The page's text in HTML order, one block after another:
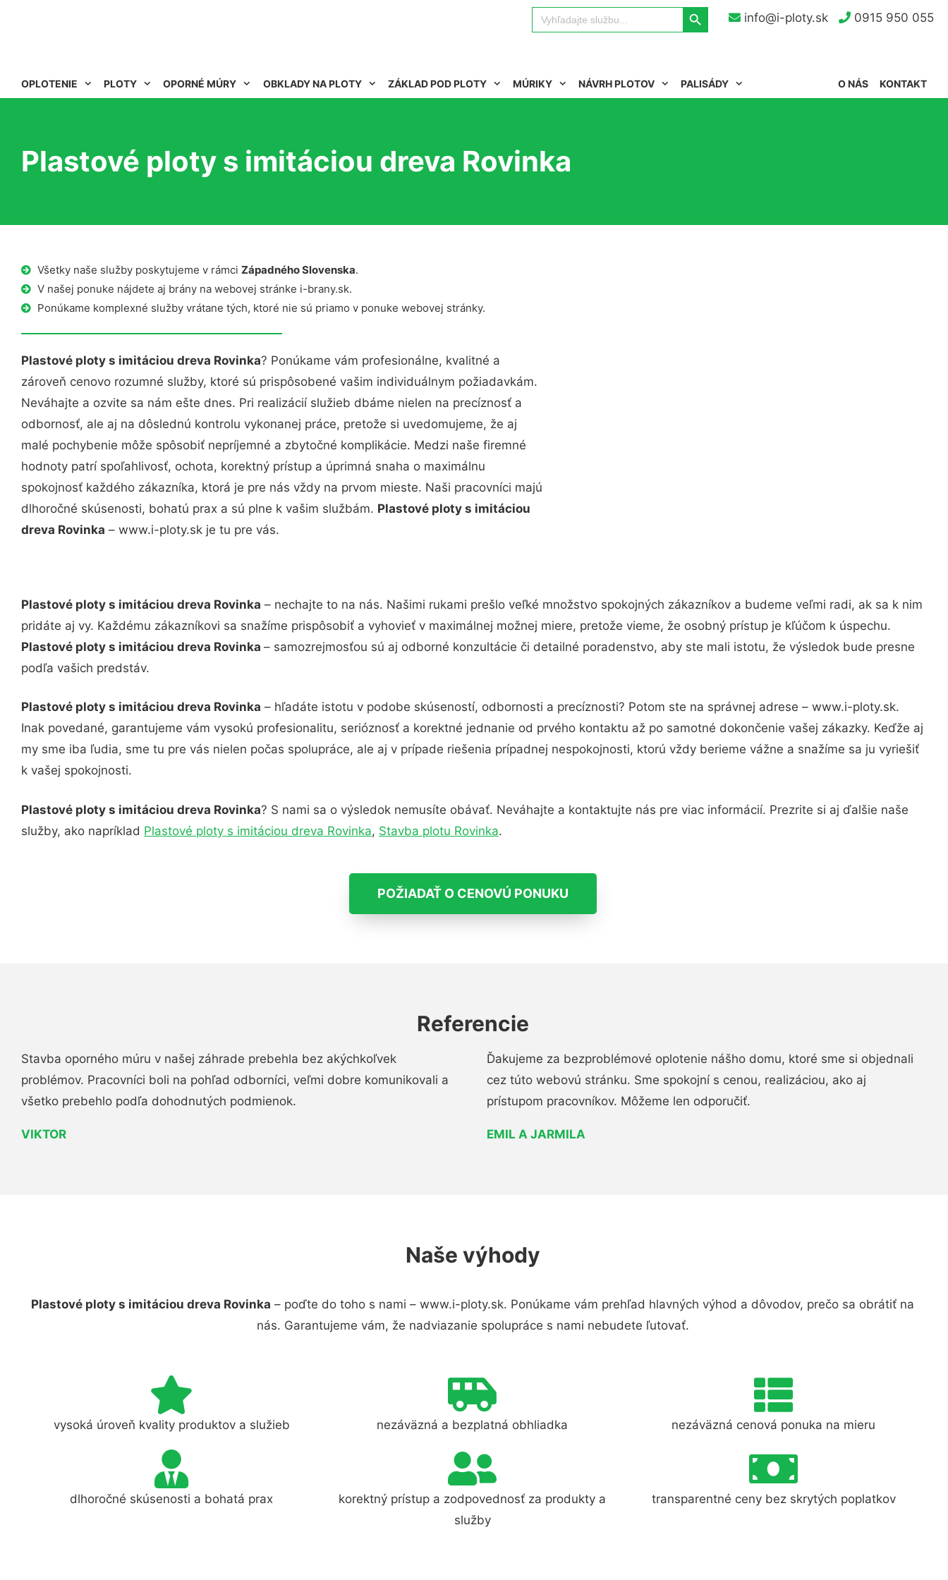
info@i-ploty.sk 0915 950 055
Search
for:
Search Button
OPLOTENIE PLOTY OPORNÉ MÚRY OBKLADY NA PLOTY ZÁKLAD POD PLOTY MÚRIKY NÁVRH PLOTOV PALISÁDY KONTAKT
O NÁS
Plastové ploty s imitáciou dreva Rovinka
Všetky naše služby poskytujeme v rámci Západného Slovenska.
V našej ponuke nájdete aj brány na webovej stránke i-brany.sk.
Ponúkame komplexné služby vrátane tých, ktoré nie sú priamo v ponuke webovej stránky.
Plastové ploty s imitáciou dreva Rovinka? Ponúkame vám profesionálne, kvalitné a
zároveň cenovo rozumné služby, ktoré sú prispôsobené vašim individuálnym požiadavkám.
Neváhajte a ozvite sa nám ešte dnes. Pri realizácií služieb dbáme nielen na precíznosť a
odbornosť, ale aj na dôslednú kontrolu vykonanej práce, pretože si uvedomujeme, že aj
malé pochybenie môže spôsobiť nepríjemné a zbytočné komplikácie. Medzi naše firemné
hodnoty patrí spoľahlivosť, ochota, korektný prístup a úprimná snaha o maximálnu
spokojnosť každého zákazníka, ktorá je pre nás vždy na prvom mieste. Naši pracovníci majú
dlhoročné skúsenosti, bohatú prax a sú plne k vašim službám. Plastové ploty s imitáciou
dreva Rovinka – www.i-ploty.sk je tu pre vás.
Plastové ploty s imitáciou dreva Rovinka – nechajte to na nás. Našimi rukami prešlo veľké množstvo spokojných zákazníkov a budeme veľmi radi, ak sa k nim
pridáte aj vy. Každému zákazníkovi sa snažíme prispôsobiť a vyhovieť v maximálnej možnej miere, pretože vieme, že osobný prístup je kľúčom k úspechu.
Plastové ploty s imitáciou dreva Rovinka – samozrejmosťou sú aj odborné konzultácie či detailné poradenstvo, aby ste mali istotu, že výsledok bude presne
podľa vašich predstáv.
Plastové ploty s imitáciou dreva Rovinka – hľadáte istotu v podobe skúseností, odbornosti a precíznosti? Potom ste na správnej adrese – www.i-ploty.sk.
Inak povedané, garantujeme vám vysokú profesionalitu, serióznosť a korektné jednanie od prvého kontaktu až po samotné dokončenie vašej zákazky. Keďže aj
my sme iba ľudia, sme tu pre vás nielen počas spolupráce, ale aj v prípade riešenia prípadnej nespokojnosti, ktorú vždy berieme vážne a snažíme sa ju vyriešiť
k vašej spokojnosti.
Plastové ploty s imitáciou dreva Rovinka? S nami sa o výsledok nemusíte obávať. Neváhajte a kontaktujte nás pre viac informácií. Prezrite si aj ďalšie naše
služby, ako napríklad Plastové ploty s imitáciou dreva Rovinka, Stavba plotu Rovinka.
POŽIADAŤ O CENOVÚ PONUKU
Referencie
Stavba oporného múru v našej záhrade prebehla bez akýchkoľvek
problémov. Pracovníci boli na pohľad odborníci, veľmi dobre komunikovali a
všetko prebehlo podľa dohodnutých podmienok.
VIKTOR
Ďakujeme za bezproblémové oplotenie nášho domu, ktoré sme si objednali
cez túto webovú stránku. Sme spokojní s cenou, realizáciou, ako aj
prístupom pracovníkov. Môžeme len odporučiť.
EMIL A JARMILA
Naše výhody
Plastové ploty s imitáciou dreva Rovinka – poďte do toho s nami – www.i-ploty.sk. Ponúkame vám prehľad hlavných výhod a dôvodov, prečo sa obrátiť na
nás. Garantujeme vám, že nadviazanie spolupráce s nami nebudete ľutovať.
vysoká úroveň kvality produktov a služieb nezáväzná a bezplatná obhliadka nezáväzná cenová ponuka na mieru
dlhoročné skúsenosti a bohatá prax
korektný prístup a zodpovednosť za produkty a
služby
transparentné ceny bez skrytých poplatkov